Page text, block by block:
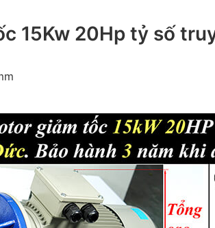
15Kw 20Hp tỷ số